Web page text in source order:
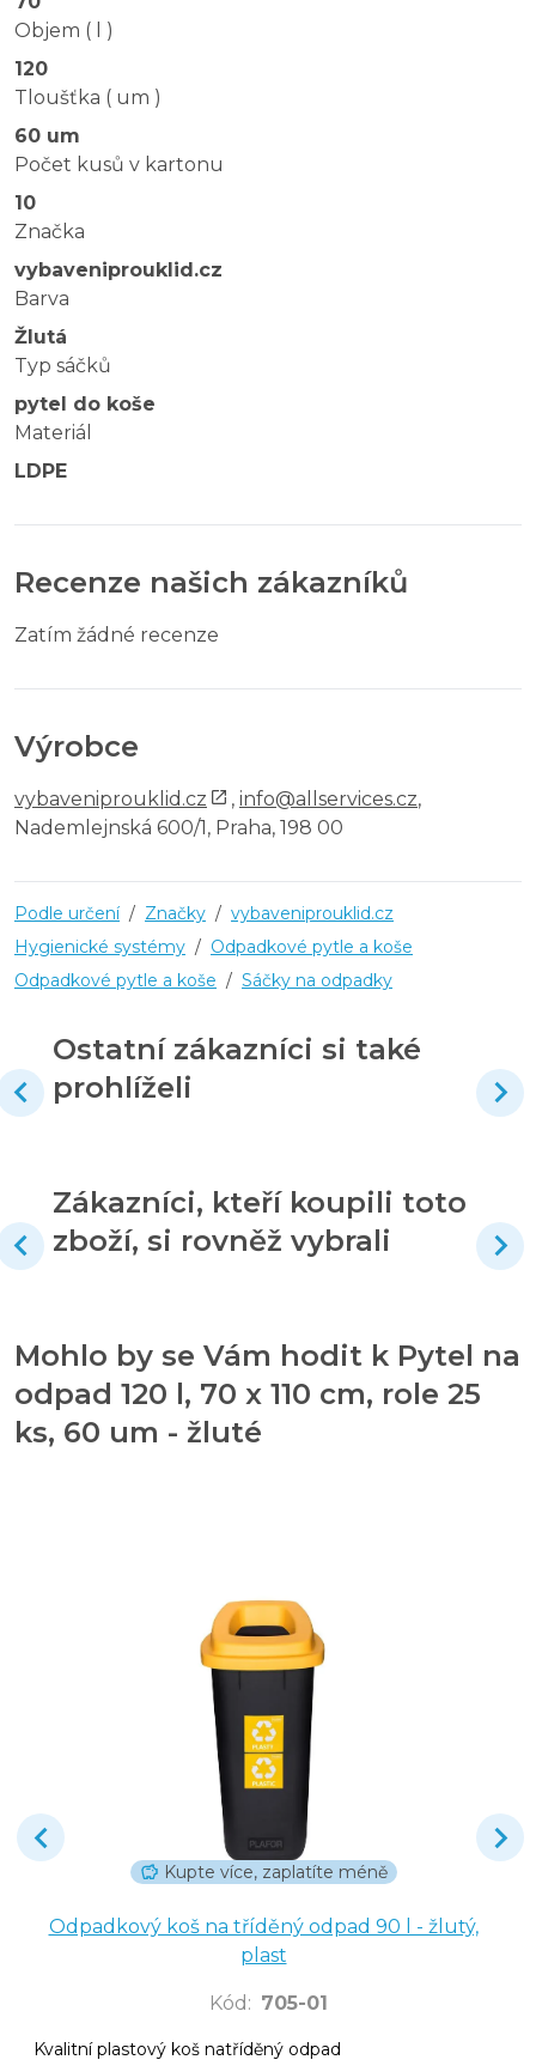
Objem ( l )
120
Tloušťka ( um )
60 um
Počet kusů v kartonu
10
Značka
vybaveniprouklid.cz
Barva
Žlutá
Typ sáčků
pytel do koše
Materiál
LDPE
Recenze našich zákazníků
Zatím žádné recenze
Výrobce
vybaveniprouklid.cz , info@allservices.cz,
Nademlejnská 600/1, Praha, 198 00
Podle určení / Značky / vybaveniprouklid.cz
Hygienické systémy / Odpadkové pytle a koše
Odpadkové pytle a koše / Sáčky na odpadky
Ostatní zákazníci si také
prohlíželi
Zákazníci, kteří koupili toto
zboží, si rovněž vybrali
Mohlo by se Vám hodit k Pytel na
odpad 120 l, 70 x 110 cm, role 25
ks, 60 um - žluté
Kupte více, zaplatíte méně
Odpadkový koš na tříděný odpad 90 l - žlutý,
plast
Kód : 705-01
Kvalitní plastový koš natříděný odpad